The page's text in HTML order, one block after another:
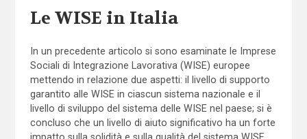
Le WISE in Italia
In un precedente articolo si sono esaminate le Imprese
Sociali di Integrazione Lavorativa (WISE) europee
mettendo in relazione due aspetti: il livello di supporto
garantito alle WISE in ciascun sistema nazionale e il
livello di sviluppo del sistema delle WISE nel paese; si è
concluso che un livello di aiuto significativo ha un forte
impatto sulla solidità e sulla qualità del sistema WISE.